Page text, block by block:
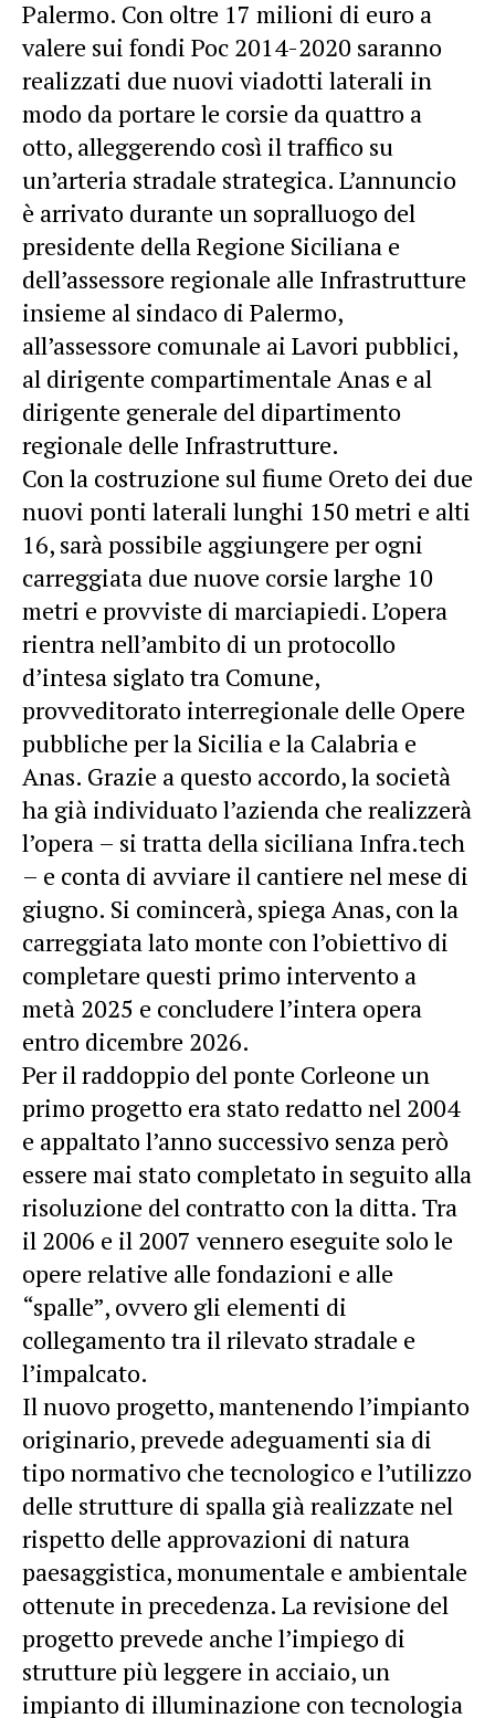
Palermo. Con oltre 17 milioni di euro a
valere sui fondi Poc 2014-2020 saranno
realizzati due nuovi viadotti laterali in
modo da portare le corsie da quattro a
otto, alleggerendo così il traffico su
un’arteria stradale strategica. L’annuncio
è arrivato durante un sopralluogo del
presidente della Regione Siciliana e
dell’assessore regionale alle Infrastrutture
insieme al sindaco di Palermo,
all’assessore comunale ai Lavori pubblici,
al dirigente compartimentale Anas e al
dirigente generale del dipartimento
regionale delle Infrastrutture.
Con la costruzione sul fiume Oreto dei due
nuovi ponti laterali lunghi 150 metri e alti
16, sarà possibile aggiungere per ogni
carreggiata due nuove corsie larghe 10
metri e provviste di marciapiedi. L’opera
rientra nell’ambito di un protocollo
d’intesa siglato tra Comune,
provveditorato interregionale delle Opere
pubbliche per la Sicilia e la Calabria e
Anas. Grazie a questo accordo, la società
ha già individuato l’azienda che realizzerà
l’opera – si tratta della siciliana Infra.tech
– e conta di avviare il cantiere nel mese di
giugno. Si comincerà, spiega Anas, con la
carreggiata lato monte con l’obiettivo di
completare questi primo intervento a
metà 2025 e concludere l’intera opera
entro dicembre 2026.
Per il raddoppio del ponte Corleone un
primo progetto era stato redatto nel 2004
e appaltato l’anno successivo senza però
essere mai stato completato in seguito alla
risoluzione del contratto con la ditta. Tra
il 2006 e il 2007 vennero eseguite solo le
opere relative alle fondazioni e alle
“spalle”, ovvero gli elementi di
collegamento tra il rilevato stradale e
l’impalcato.
Il nuovo progetto, mantenendo l’impianto
originario, prevede adeguamenti sia di
tipo normativo che tecnologico e l’utilizzo
delle strutture di spalla già realizzate nel
rispetto delle approvazioni di natura
paesaggistica, monumentale e ambientale
ottenute in precedenza. La revisione del
progetto prevede anche l’impiego di
strutture più leggere in acciaio, un
impianto di illuminazione con tecnologia